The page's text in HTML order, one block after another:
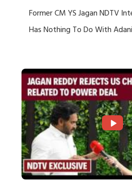
Former CM YS Jagan NDTV
Has Nothing To Do With